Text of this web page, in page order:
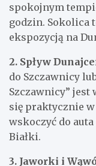
spokojnym
godzin. Sokolica
ekspozycją na
2. Spływ
do Szczawnicy
Szczawnicy”
się praktycznie
wskoczyć do
Białki.
3. Jaworki i